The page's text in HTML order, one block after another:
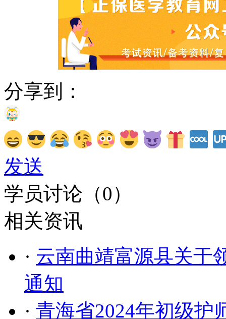
分享到：
发送
学员讨论（0）
相关资讯
· 云南曲靖富源县关于
通知
· 青海省2024年初级护